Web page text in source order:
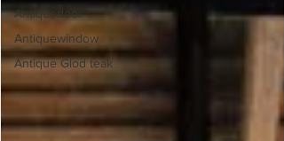
Antiquedoor
Antiquewindow
Antique Glod teak